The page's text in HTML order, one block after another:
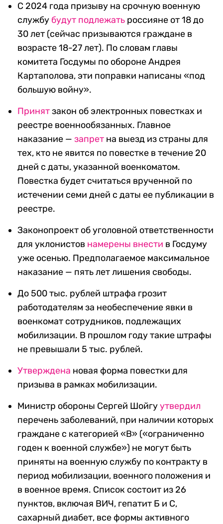
С 2024 года призыву на срочную военную
службу будут подлежать россияне от 18 до
30 лет (сейчас призываются граждане в
возрасте 18-27 лет). По словам главы
комитета Госдумы по обороне Андрея
Картаполова, эти поправки написаны «под
большую войну».
Принятзакон об электронных повестках и
реестре военнообязанных. Главное
наказание — запрет на выезд из страны для
тех, кто не явится по повестке в течение 20
дней с даты, указанной военкоматом.
Повестка будет считаться врученной по
истечении семи дней с даты ее публикации в
реестре.
Законопроект об уголовной ответственности
для уклонистов намерены внести в Госдуму
уже осенью. Предполагаемое максимальное
наказание — пять лет лишения свободы.
До 500 тыс. рублей штрафа грозит
работодателям за необеспечение явки в
военкомат сотрудников, подлежащих
мобилизации. В прошлом году такие штрафы
не превышали 5 тыс. рублей.
Утверждена новая форма повестки для
призыва в рамках мобилизации.
Министр обороны Сергей Шойгуутвердил
перечень заболеваний, при наличии которых
граждане с категорией «В» («ограниченно
годен к военной службе») не могут быть
приняты на военную службу по контракту в
период мобилизации, военного положения и
в военное время. Список состоит из 26
пунктов, включая ВИЧ, гепатит Б и С,
сахарный диабет, все формы активного